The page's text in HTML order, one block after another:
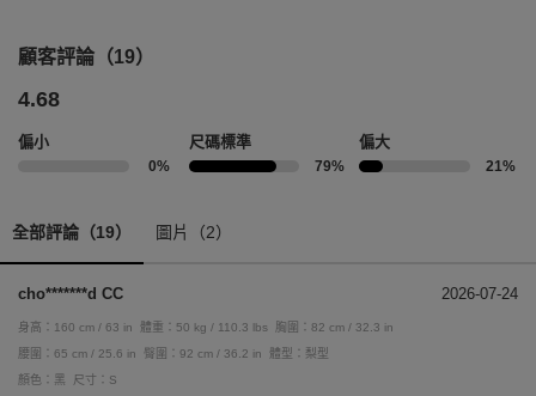
顧客評論（19）
4.68
偏小
0%
尺碼標準
79%
偏大
21%
全部評論（19） 圖片（2）
cho*******d CC 2026-07-24
身高：160 cm / 63 in 體重：50 kg / 110.3 lbs
胸圍：82 cm / 32.3 in
腰圍：65 cm / 25.6 in
臀圍：92 cm / 36.2 in
體型：梨型
顏色：黑
尺寸：S